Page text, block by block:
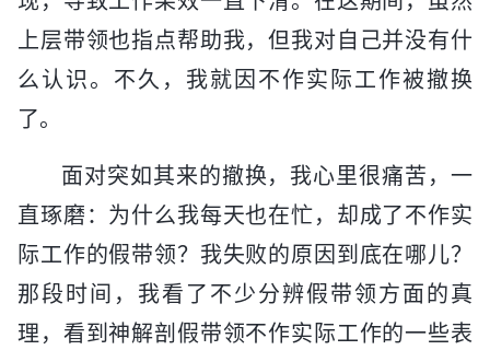
上层带领也指点帮助我，但我对自己并没有什
么认识。不久，我就因不作实际工作被撤换
了。
面对突如其来的撤换，我心里很痛苦，一
直琢磨：为什么我每天也在忙，却成了不作实
际工作的假带领？我失败的原因到底在哪儿？
那段时间，我看了不少分辨假带领方面的真
理，看到神解剖假带领不作实际工作的一些表